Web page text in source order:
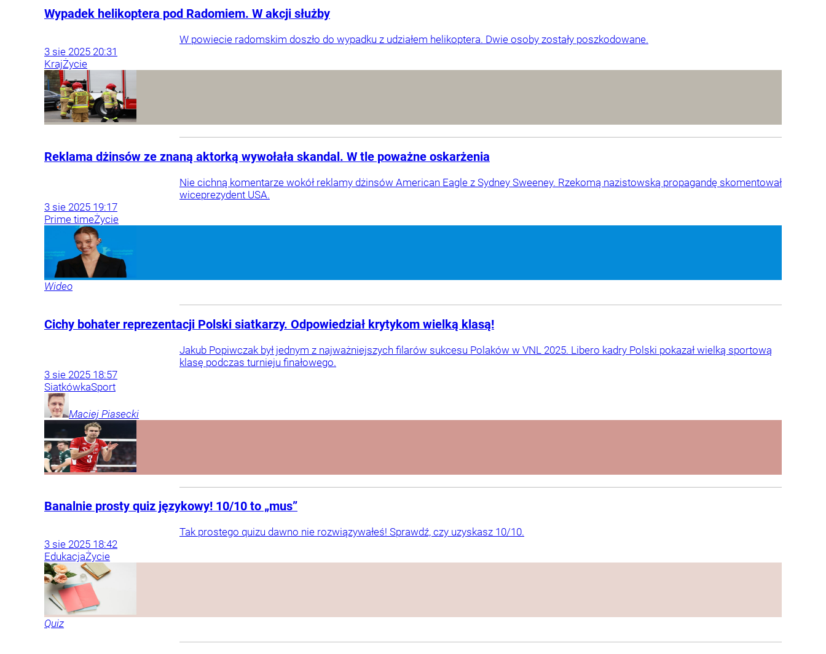
Wypadek helikoptera pod Radomiem. W akcji służby
W powiecie radomskim doszło do wypadku z udziałem helikoptera. Dwie osoby zostały poszkodowane.
3 sie 2025 20:31
KrajŻycie
Reklama dżinsów ze znaną aktorką wywołała skandal. W tle poważne oskarżenia
Nie cichną komentarze wokół reklamy dżinsów American Eagle z Sydney Sweeney. Rzekomą nazistowską propagandę skomentował
wiceprezydent USA.
3 sie 2025 19:17
Prime timeŻycie
Wideo
Cichy bohater reprezentacji Polski siatkarzy. Odpowiedział krytykom wielką klasą!
Jakub Popiwczak był jednym z najważniejszych filarów sukcesu Polaków w VNL 2025. Libero kadry Polski pokazał wielką sportową
klasę podczas turnieju finałowego.
3 sie 2025 18:57
SiatkówkaSport
Maciej Piasecki
Banalnie prosty quiz językowy! 10/10 to „mus”
Tak prostego quizu dawno nie rozwiązywałeś! Sprawdź, czy uzyskasz 10/10.
3 sie 2025 18:42
EdukacjaŻycie
Quiz